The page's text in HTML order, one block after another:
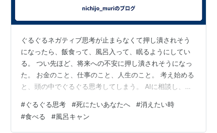
ぐるぐるネガティブ思考が止まらなくて押し潰されそう
になったら、飯食って、風呂入って、眠るようにしてい
る。 つい先ほど、将来への不安に押し潰されそうになっ
た。 お金のこと、仕事のこと、人生のこと。 考え始める
と、頭の中でぐるぐる思考してしまう。 AIに相談し、同
に宥められ、怒りはさらにヒートアップ。 AIとの度重な
る議論の末に、脳内に消えたいとか、死にたいとかいう
#ぐるぐる思考 #死にたいあなたへ #消えたい時
#食べる #風呂キャン